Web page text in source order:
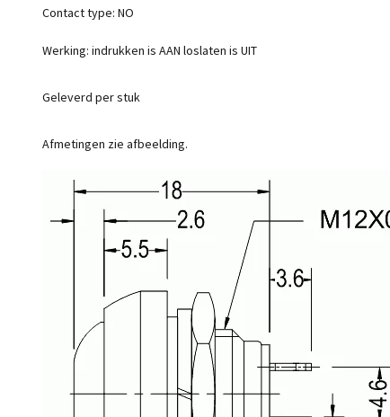
Contact type: NO
Werking: indrukken is AAN loslaten is UIT
Geleverd per stuk
Afmetingen zie afbeelding.